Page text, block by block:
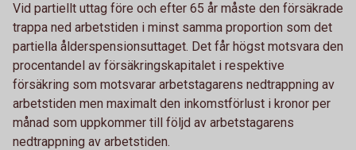
Vid partiellt uttag före och efter 65 år måste den försäkrade
trappa ned arbetstiden i minst samma proportion som det
partiella ålderspensionsuttaget. Det får högst motsvara den
procentandel av försäkringskapitalet i respektive
försäkring som motsvarar arbetstagarens nedtrappning av
arbetstiden men maximalt den inkomstförlust i kronor per
månad som uppkommer till följd av arbetstagarens
nedtrappning av arbetstiden.